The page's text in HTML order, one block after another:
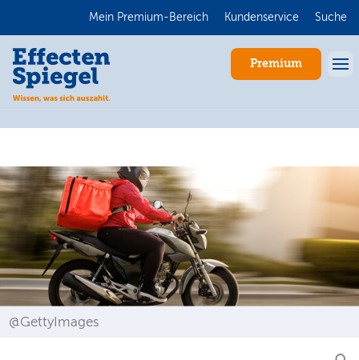
Mein Premium-Bereich Kundenservice Suche
Premium
@GettyImages
Anmelden